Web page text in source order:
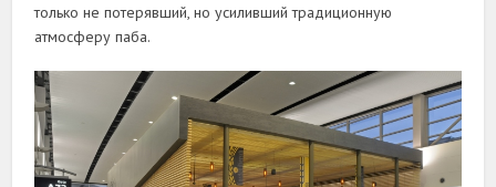
только не потерявший, но усиливший традиционную
атмосферу паба.